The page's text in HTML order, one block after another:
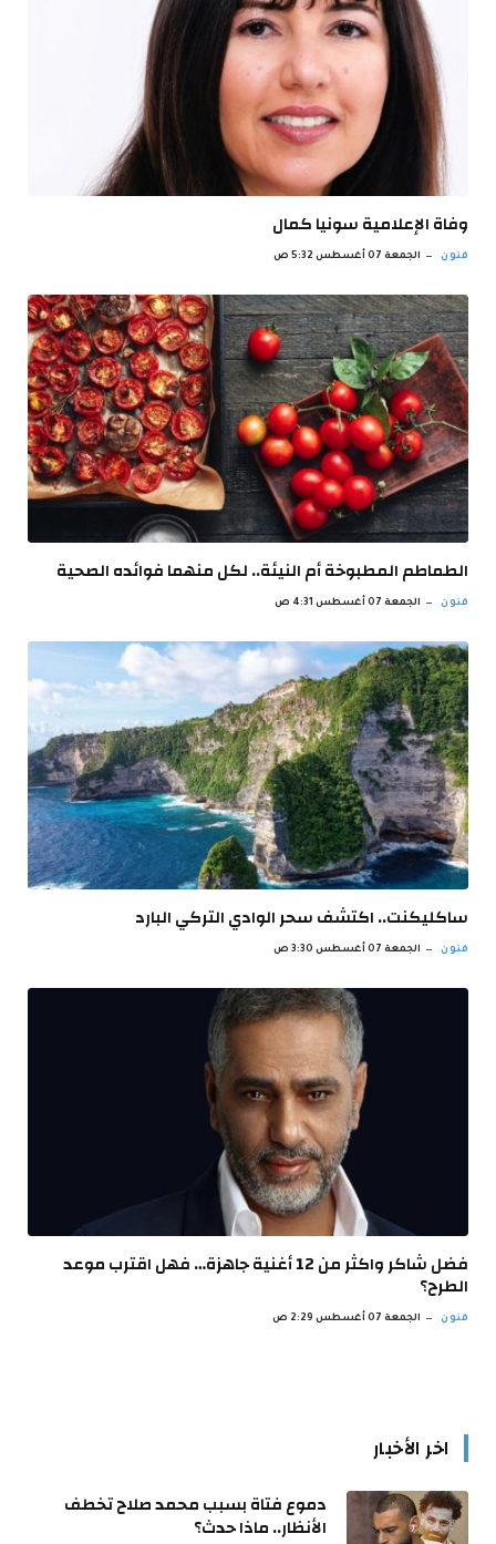
وفاة الإعلامية سونيا كمال
فنون الجمعة 07 أغسطس 5:32 ص
الطماطم المطبوخة أم النيئة.. لكل منهما فوائده الصحية
فنون الجمعة 07 أغسطس 4:31 ص
ساكليكنت.. اكتشف سحر الوادي التركي البارد
فنون الجمعة 07 أغسطس 3:30 ص
فضل شاكر واكثر من 12 أغنية جاهزة… فهل اقترب موعد
الطرح؟
فنون الجمعة 07 أغسطس 2:29 ص
اخر الأخبار
دموع فتاة بسبب محمد صلاح تخطف
الأنظار.. ماذا حدث؟